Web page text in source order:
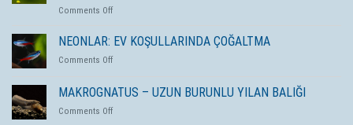
Comments Offon
YOSUN
PATLAMASI
NASIL
NEONLAR: EV KOŞULLARINDA ÇOĞALTMA
Comments Offon
EV
KOŞULLARINDA
ÇOĞALTMA
MAKROGNATUS – UZUN BURUNLU YILAN BALIĞI
Comments Offon